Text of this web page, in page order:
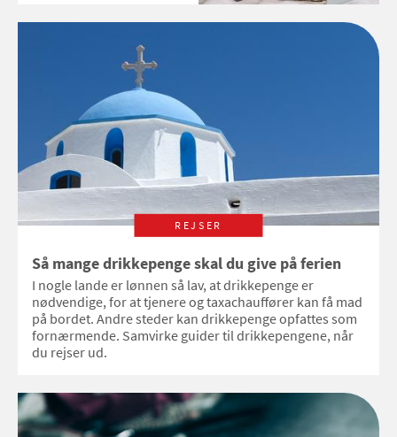
REJSER
Så mange drikkepenge skal du give på ferien
I nogle lande er lønnen så lav, at drikkepenge er
nødvendige, for at tjenere og taxachauffører kan få mad
på bordet. Andre steder kan drikkepenge opfattes som
fornærmende. Samvirke guider til drikkepengene, når
du rejser ud.